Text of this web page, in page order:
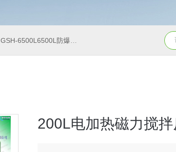
GSH-6500L6500L防爆加氢工业反应釜 GSH-
200L电加热磁力搅